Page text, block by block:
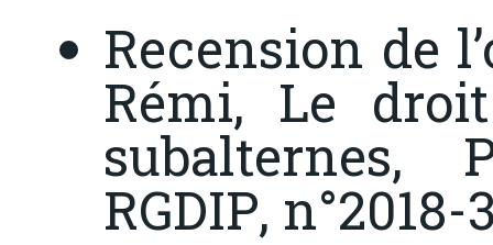
Recension de
Rémi, Le
subalternes,
RGDIP, n°2018-